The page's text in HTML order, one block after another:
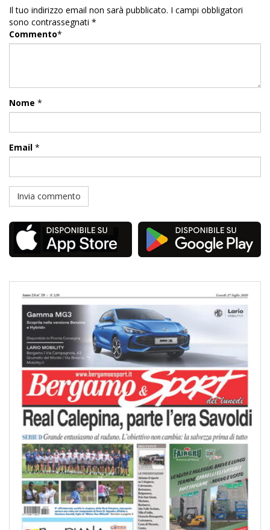
Il tuo indirizzo email non sarà pubblicato. I campi obbligatori
sono contrassegnati *
Commento*
Nome *
Email *